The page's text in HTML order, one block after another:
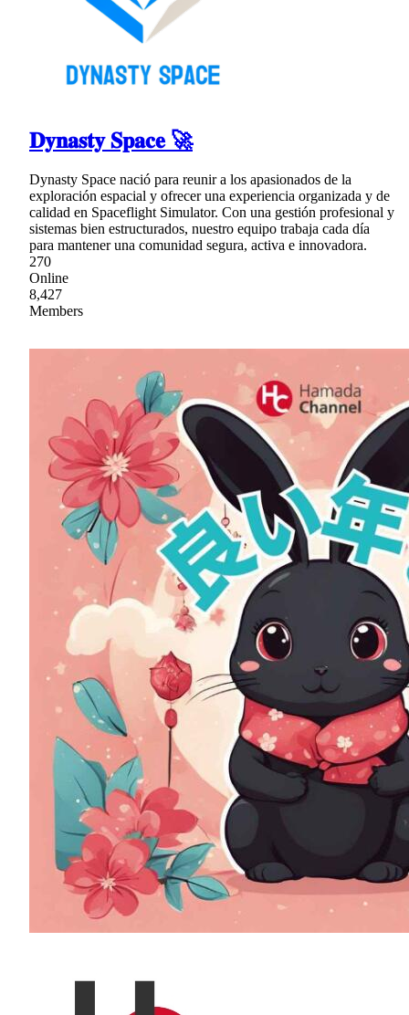
𝐃𝐲𝐧𝐚𝐬𝐭𝐲 𝐒𝐩𝐚𝐜𝐞 🚀
Dynasty Space nació para reunir a los apasionados de la
exploración espacial y ofrecer una experiencia organizada y de
calidad en Spaceflight Simulator. Con una gestión profesional y
sistemas bien estructurados, nuestro equipo trabaja cada día
para mantener una comunidad segura, activa e innovadora.
270
Online
8,427
Members